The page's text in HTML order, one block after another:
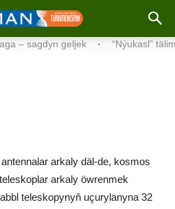
geljek · “Nýukasl” tälimçisini
arkaly däl-de, kosmos
arkaly öwrenmek
teleskopynyň uçurylanyna 32